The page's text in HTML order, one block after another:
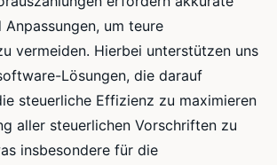
Anpassungen, um teure
vermeiden. Hierbei unterstützen uns
Lösungen, die darauf
steuerliche Effizienz zu maximieren
aller steuerlichen Vorschriften zu
insbesondere für die